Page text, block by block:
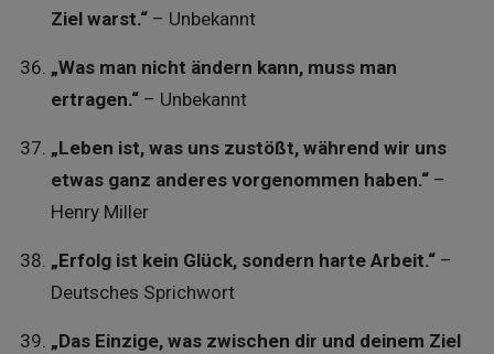
Ziel warst.“– Unbekannt
„Was man nicht ändern kann, muss man
ertragen.“– Unbekannt
„Leben ist, was uns zustößt, während wir uns
etwas ganz anderes vorgenommen haben.“–
Henry Miller
„Erfolg ist kein Glück, sondern harte Arbeit.“–
Deutsches Sprichwort
„Das Einzige, was zwischen dir und deinem Ziel